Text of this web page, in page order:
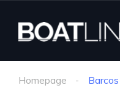
Homepage Barcos